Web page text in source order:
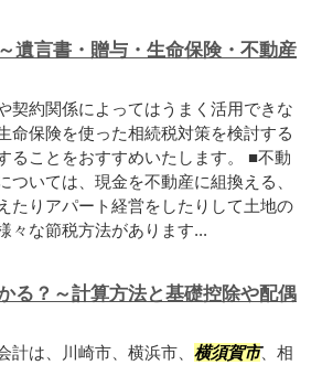
遺言書・贈与・生命保険・不動産
契約関係によってはうまく活用できな
命保険を使った相続税対策を検討する
ることをおすすめいたします。 ■不動
ついては、現金を不動産に組換える、
たりアパート経営をしたりして土地の
々な節税方法があります...
る？～計算方法と基礎控除や配偶
計は、川崎市、横浜市、 横須賀市、相